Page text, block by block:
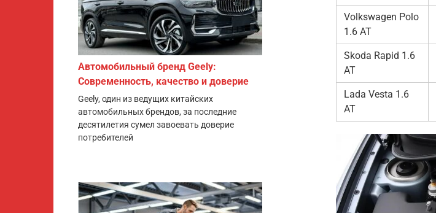
Volkswagen Polo
1.6 AT
Skoda Rapid 1.6
AT
Lada Vesta 1.6
AT
Автомобильный бренд Geely:
Современность, качество и доверие
Geely, один из ведущих китайских
автомобильных брендов, за последние
десятилетия сумел завоевать доверие
потребителей